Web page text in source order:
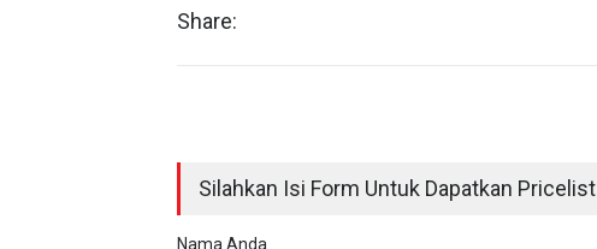
Share:
Silahkan Isi Form Untuk Dapatkan Pricelist
Nama Anda